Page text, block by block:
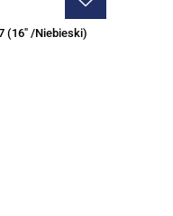
(16" /Niebieski)